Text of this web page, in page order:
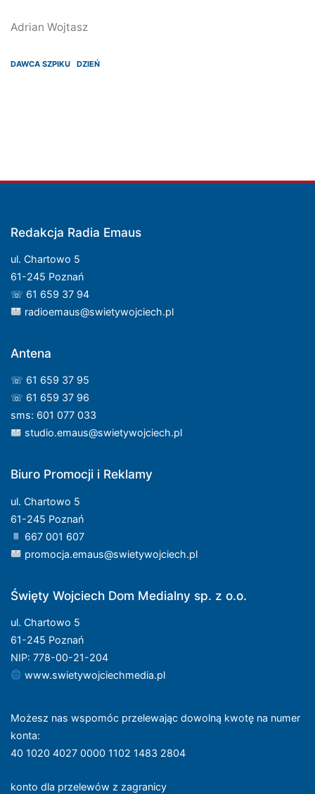
Adrian Wojtasz
DAWCA SZPIKU DZIEŃ
Redakcja Radia Emaus
ul. Chartowo 5
61-245 Poznań
☏ 61 659 37 94
radioemaus@swietywojciech.pl
Antena
☏ 61 659 37 95
☏ 61 659 37 96
sms: 601 077 033
studio.emaus@swietywojciech.pl
Biuro Promocji i Reklamy
ul. Chartowo 5
61-245 Poznań
667 001 607
promocja.emaus@swietywojciech.pl
Święty Wojciech Dom Medialny sp. z o.o.
ul. Chartowo 5
61-245 Poznań
NIP: 778-00-21-204
www.swietywojciechmedia.pl
Możesz nas wspomóc przelewając dowolną kwotę na numer
konta:
40 1020 4027 0000 1102 1483 2804
konto dla przelewów z zagranicy